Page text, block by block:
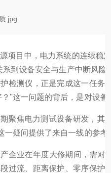
项目中，电力系统的连续稳
到设备安全与生产中断风
检测仪，正是完成这一任
"这一问题的背后，是对设
聚焦电力测试设备研发，其
一疑问提供了来自一线的参考
企业在年度大修期间，需
过流、距离保护、零序保